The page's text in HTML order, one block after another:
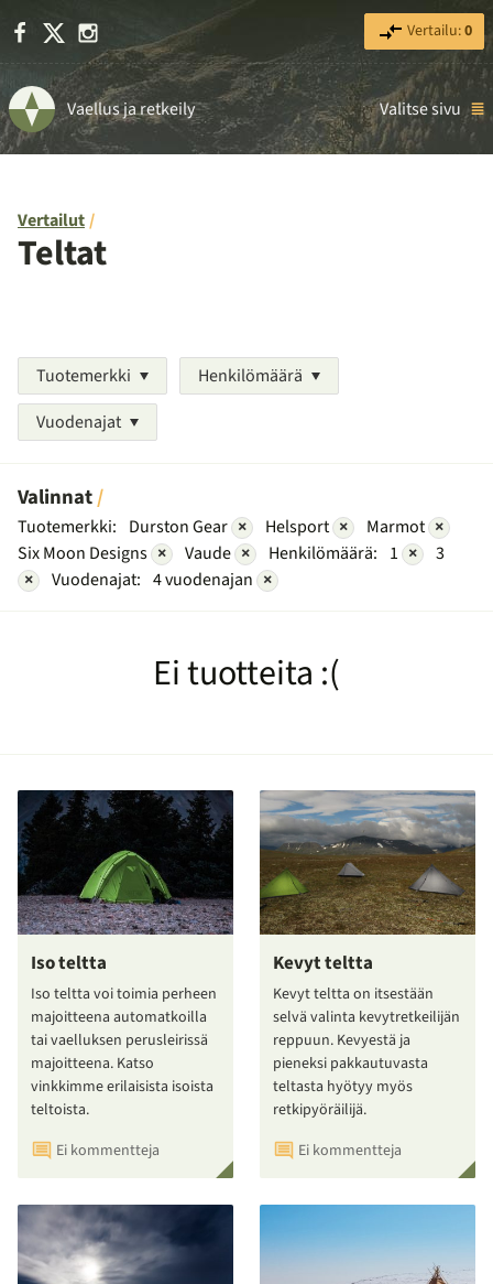
Facebook Instagram Vertailu:0
Vaellus ja retkeily Valitse sivu
Vertailut
Teltat
Tuotemerkki
Henkilömäärä
Vuodenajat
Valinnat
Tuotemerkki: Durston Gear × Helsport × Marmot ×
Six Moon Designs × Vaude × Henkilömäärä: 1 ×
3
×
Vuodenajat: 4 vuodenajan ×
Ei tuotteita :(
Iso teltta
Iso teltta voi toimia perheen
majoitteena automatkoilla
tai vaelluksen perusleirissä
majoitteena. Katso
vinkkimme erilaisista isoista
teltoista.
Ei kommentteja
Kevyt teltta
Kevyt teltta on itsestään
selvä valinta kevytretkeilijän
reppuun. Kevyestä ja
pieneksi pakkautuvasta
teltasta hyötyy myös
retkipyöräilijä.
Ei kommentteja